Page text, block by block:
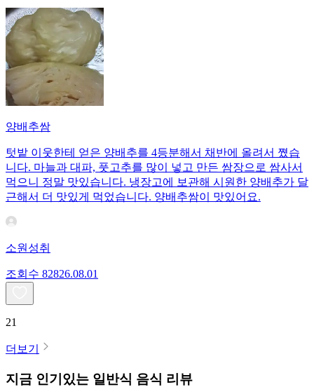
양배추쌈
텃밭 이웃한테 얻은 양배추를 4등분해서 채반에 올려서 쪘습
니다. 마늘과 대파, 풋고추를 많이 넣고 만든 쌈장으로 쌈사서
먹으니 정말 맛있습니다. 냉장고에 보관해 시원한 양배추가 달
근해서 더 맛있게 먹었습니다. 양배추쌈이 맛있어요.
소원성취
조회수 82826.08.01
21
더보기
지금 인기있는 일반식 음식 리뷰